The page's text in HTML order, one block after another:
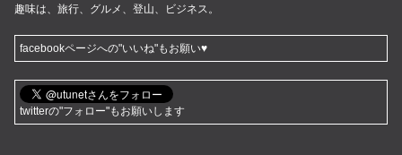
趣味は、旅行、グルメ、登山、ビジネス。
facebookページへの"いいね"もお願い♥
twitterの"フォロー"もお願いします